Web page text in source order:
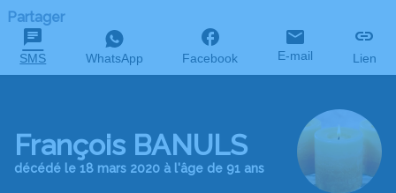
Partager
SMS WhatsApp Facebook E-mail Lien
François BANULS
décédé le 18 mars 2020 à l'âge de 91 ans